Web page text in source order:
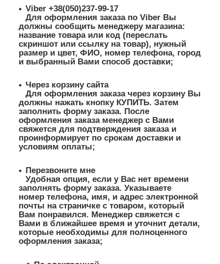
Viber +38(050)237-99-17
Для оформления заказа по Viber Вы
должны сообщить менеджеру магазина:
название товара или код (переслать
скриншот или ссылку на товар), нужный
размер и цвет, ФИО, номер телефона, город
и выбранный Вами способ доставки;
Через корзину сайта
Для оформления заказа через корзину Вы
должны нажать кнопку КУПИТЬ. Затем
заполнить форму заказа. После
оформления заказа менеджер с Вами
свяжется для подтверждения заказа и
проинформирует по срокам доставки и
условиям оплаты;
Перезвоните мне
Удобная опция, если у Вас нет времени
заполнять форму заказа. Указываете
номер телефона, имя, и адрес электронной
почты на страничке с товаром, который
Вам понравился. Менеджер свяжется с
Вами в ближайшее время и уточнит детали,
которые необходимы для полноценного
оформления заказа;